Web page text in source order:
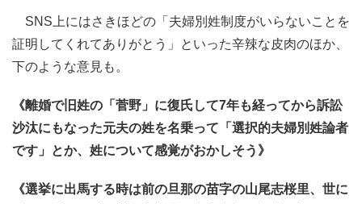
SNS上にはさきほどの「夫婦別姓制度がいらないことを
証明してくれてありがとう」といった辛辣な皮肉のほか、
下のような意見も。
《離婚で旧姓の「菅野」に復氏して7年も経ってから訴訟
沙汰にもなった元夫の姓を名乗って「選択的夫婦別姓論者
です」とか、姓について感覚がおかしそう》
《選挙に出馬する時は前の旦那の苗字の山尾志桜里、世に